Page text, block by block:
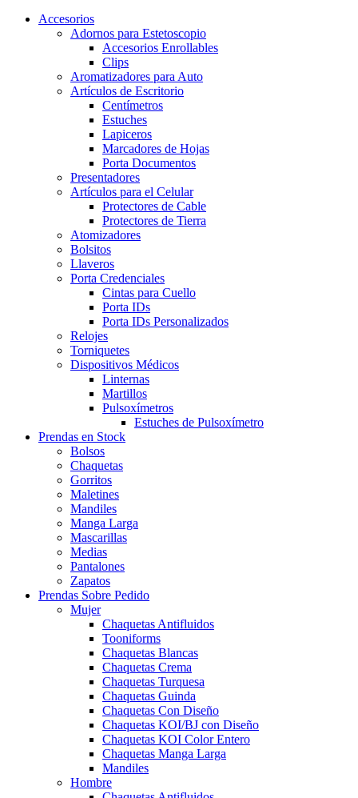
Accesorios
Adornos para Estetoscopio
Accesorios Enrollables
Clips
Aromatizadores para Auto
Artículos de Escritorio
Centímetros
Estuches
Lapiceros
Marcadores de Hojas
Porta Documentos
Presentadores
Artículos para el Celular
Protectores de Cable
Protectores de Tierra
Atomizadores
Bolsitos
Llaveros
Porta Credenciales
Cintas para Cuello
Porta IDs
Porta IDs Personalizados
Relojes
Torniquetes
Dispositivos Médicos
Linternas
Martillos
Pulsoxímetros
Estuches de Pulsoxímetro
Prendas en Stock
Bolsos
Chaquetas
Gorritos
Maletines
Mandiles
Manga Larga
Mascarillas
Medias
Pantalones
Zapatos
Prendas Sobre Pedido
Mujer
Chaquetas Antifluidos
Tooniforms
Chaquetas Blancas
Chaquetas Crema
Chaquetas Turquesa
Chaquetas Guinda
Chaquetas Con Diseño
Chaquetas KOI/BJ con Diseño
Chaquetas KOI Color Entero
Chaquetas Manga Larga
Mandiles
Hombre